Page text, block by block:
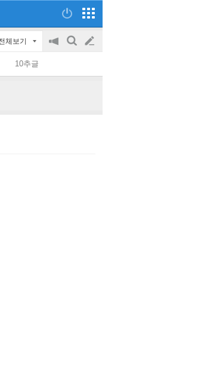
체보기
공
on/off
검
글
쓰
10추글